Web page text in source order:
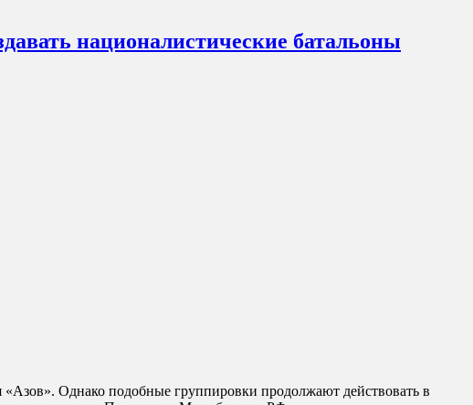
националистические батальоны
Однако подобные группировки продолжают действовать в